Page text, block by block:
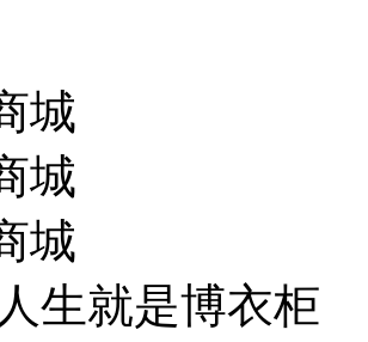
城
城
城
生就是博衣柜